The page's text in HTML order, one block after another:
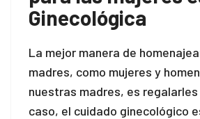
Ginecológica
La mejor manera de
madres, como mujeres y
nuestras madres, es
caso, el cuidado ginecológico